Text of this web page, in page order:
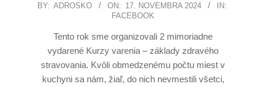
BY: ADROSKO ON: 17. NOVEMBRA 2024
IN:
FACEBOOK
Tento rok sme organizovali 2 mimoriadne
vydarené Kurzy varenia – základy zdravého
stravovania. Kvôli obmedzenému počtu miest v
kuchyni sa nám, žiaľ, do nich nevmestili všetci,